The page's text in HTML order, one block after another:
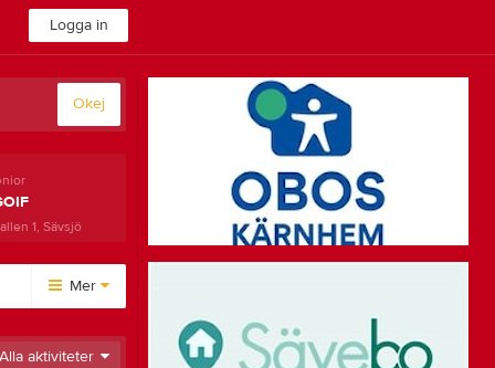
Logga in
Okej
1, Sävsjö
Mer
Huvudmeny
aktiviteter